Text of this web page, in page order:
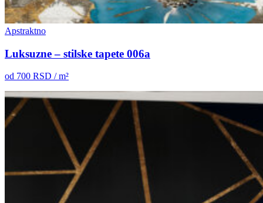
Apstraktno
Luksuzne – stilske tapete 006a
od 700 RSD / m²